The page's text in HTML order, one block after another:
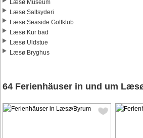
Læsø Museum
Læsø Saltsyderi
Læsø Seaside Golfklub
Læsø Kur bad
Læsø Uldstue
Læsø Bryghus
64 Ferienhäuser in und um